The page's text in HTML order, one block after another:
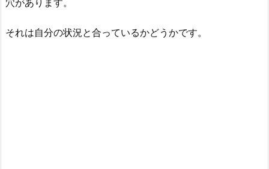
それは自分の状況と合っているかどうかです。